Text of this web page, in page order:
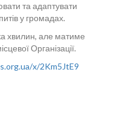
та адаптувати
у громадах.
хвилин, але матиме
Організації.
x/2Km5JtE9